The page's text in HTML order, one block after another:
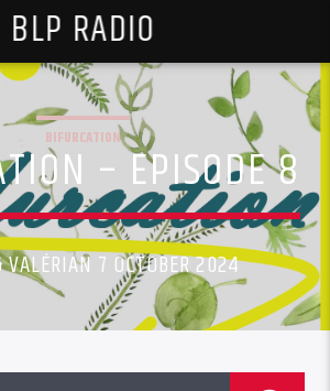
BLP RADIO
BIFURCATION– EPISODE 8
VALÉRIAN 7 OCTOBER 2024